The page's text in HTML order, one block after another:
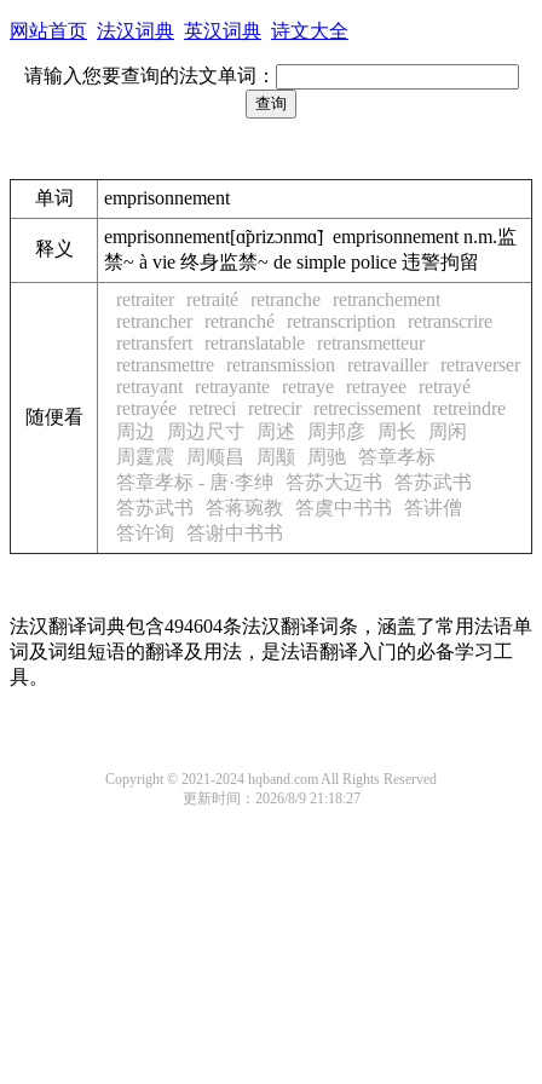
网站首页 法汉词典 英汉词典 诗文大全
请输入您要查询的法文单词：
单词 emprisonnement
释义
emprisonnement[ɑ̃prizɔnmɑ̃] emprisonnement n.m.监
禁~ à vie 终身监禁~ de simple police 违警拘留
随便看
retraiter retraité retranche retranchement
retrancher retranché retranscription
retranscrire
retransfert retranslatable retransmetteur
retransmettre retransmission retravailler retraverser
retrayant retrayante retraye retrayee retrayé
retrayée retreci retrecir retrecissement retreindre
周边
周边尺寸 周述 周邦彦 周长
周闲
周霆震
周顺昌 周颙 周驰
答章孝标
答章孝标 - 唐·李绅
答苏大迈书
答苏武书
答苏武书
答蒋琬教 答虞中书书
答讲僧
答许询
答谢中书书
法汉翻译词典包含494604条法汉翻译词条，涵盖了常用法语单
词及词组短语的翻译及用法，是法语翻译入门的必备学习工
具。
Copyright © 2021-2024 hqband.com All Rights Reserved
更新时间：2026/8/9 21:18:27